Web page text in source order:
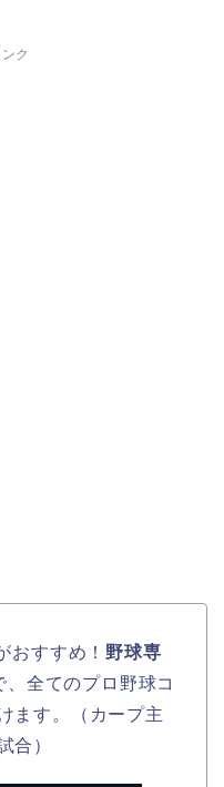
ク
おすすめ！ 野球専
、全てのプロ野球コ
ます。（カープ主
合）